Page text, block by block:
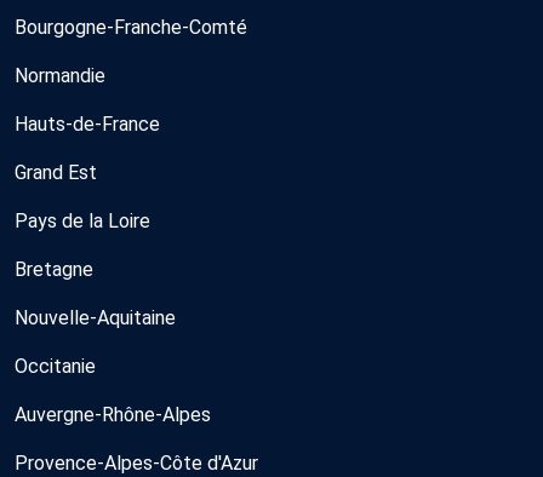
Bourgogne-Franche-Comté
Normandie
Hauts-de-France
Grand Est
Pays de la Loire
Bretagne
Nouvelle-Aquitaine
Occitanie
Auvergne-Rhône-Alpes
Provence-Alpes-Côte d'Azur